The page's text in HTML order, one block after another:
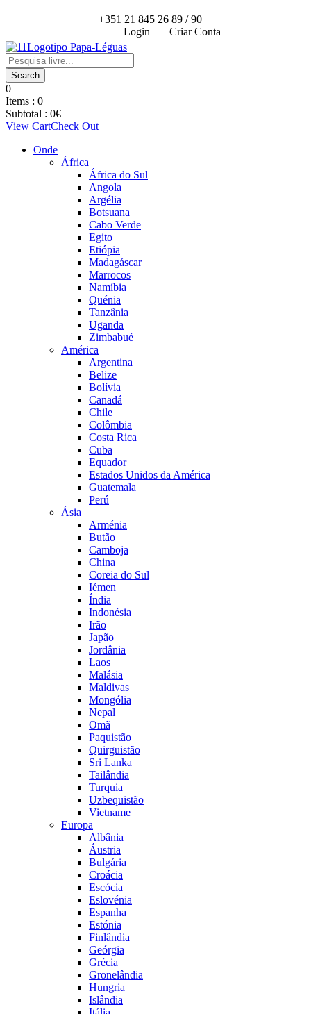
+351 21 845 26 89 / 90
Login
Criar Conta
0
Items : 0
Subtotal : 0€
View CartCheck Out
Onde
África
África do Sul
Angola
Argélia
Botsuana
Cabo Verde
Egito
Etiópia
Madagáscar
Marrocos
Namíbia
Quénia
Tanzânia
Uganda
Zimbabué
América
Argentina
Belize
Bolívia
Canadá
Chile
Colômbia
Costa Rica
Cuba
Equador
Estados Unidos da América
Guatemala
Perú
Ásia
Arménia
Butão
Camboja
China
Coreia do Sul
Iémen
Índia
Indonésia
Irão
Japão
Jordânia
Laos
Malásia
Maldivas
Mongólia
Nepal
Omã
Paquistão
Quirguistão
Sri Lanka
Tailândia
Turquia
Uzbequistão
Vietname
Europa
Albânia
Áustria
Bulgária
Croácia
Escócia
Eslovénia
Espanha
Estónia
Finlândia
Geórgia
Grécia
Gronelândia
Hungria
Islândia